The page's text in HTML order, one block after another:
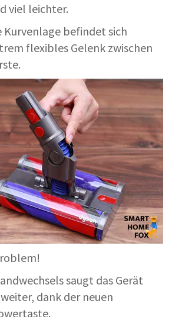
viel leichter.
Kurvenlage befindet sich
flexibles Gelenk zwischen
saugt das Gerät
dank der neuen